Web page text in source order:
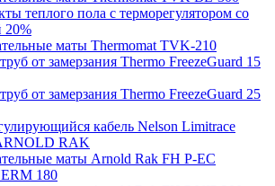
теплого пола с терморегулятором со
20%
маты Thermomat TVK-210
от замерзания Thermo FreezeGuard 15
от замерзания Thermo FreezeGuard 25
кабель Nelson Limitrace
RAK
маты Arnold Rak FH P-EC
180